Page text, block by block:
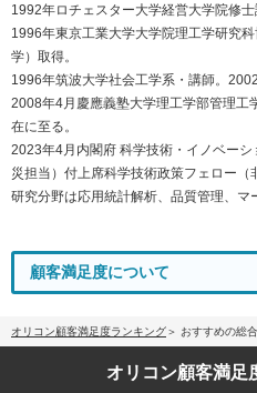
1992年ロチェスター大学経営大学院修士
1996年東京工業大学大学院理工学研究
学）取得。
1996年筑波大学社会工学系・講師。
2008年4月慶應義塾大学理工学部管理工
在に至る。
2023年4月内閣府 科学技術・イノベー
災担当）付上席科学技術政策フェロー（
研究分野は応用統計解析、品質管理、マ
顧客満足度について
オリコン顧客満足度ランキング おすすめの総
オリコン顧客満足